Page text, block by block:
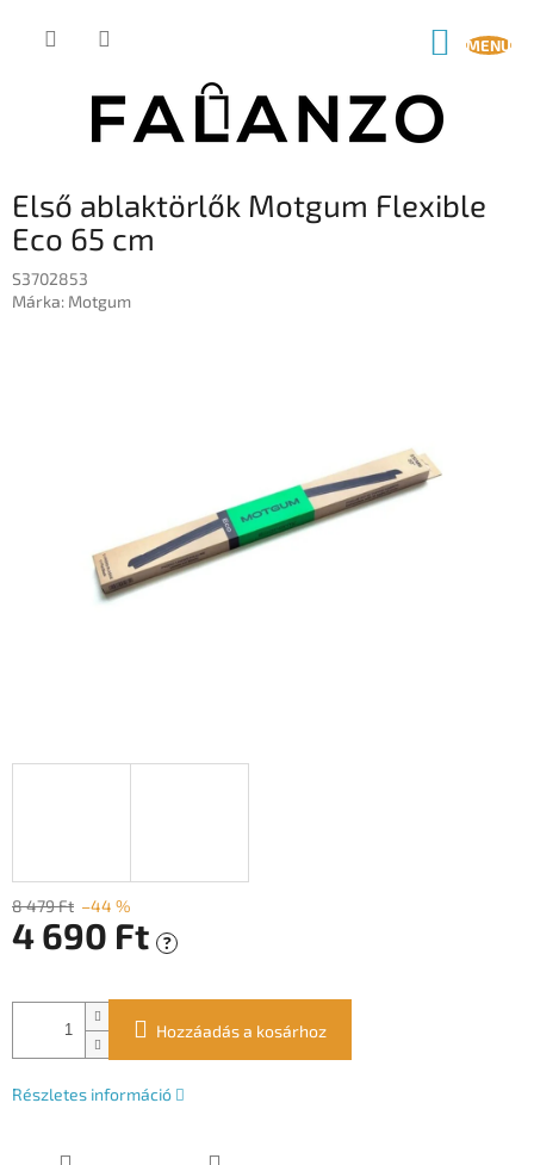
KOSÁR
Első ablaktörlők Motgum Flexible
Eco 65 cm
S3702853
Márka: Motgum
8 479 Ft –44 %
4 690 Ft ?
Hozzáadás a kosárhoz
Részletes információ